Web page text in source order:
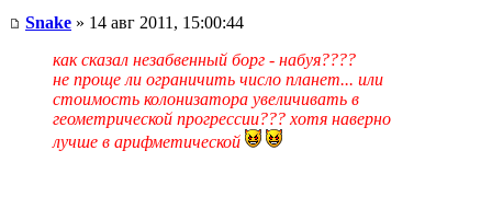
Snake » 14 авг 2011, 15:00:44
как сказал незабвенный борг - набуя????
не проще ли ограничить число планет... или
стоимость колонизатора увеличивать в
геометрической прогрессии??? хотя наверно
лучше в арифметической